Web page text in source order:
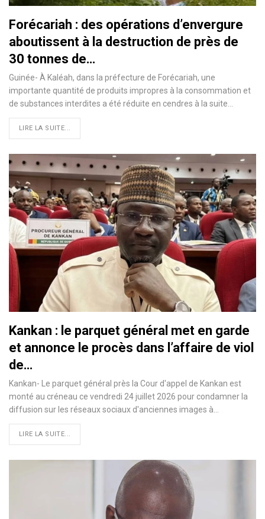
Forécariah : des opérations d’envergure
aboutissent à la destruction de près de
30 tonnes de…
Guinée- À Kaléah, dans la préfecture de Forécariah, une
importante quantité de produits impropres à la consommation et
de substances interdites a été réduite en cendres à la suite…
LIRE LA SUITE...
Kankan : le parquet général met en garde
et annonce le procès dans l’affaire de viol
de…
Kankan- Le parquet général près la Cour d'appel de Kankan est
monté au créneau ce vendredi 24 juillet 2026 pour condamner la
diffusion sur les réseaux sociaux d'anciennes images à…
LIRE LA SUITE...